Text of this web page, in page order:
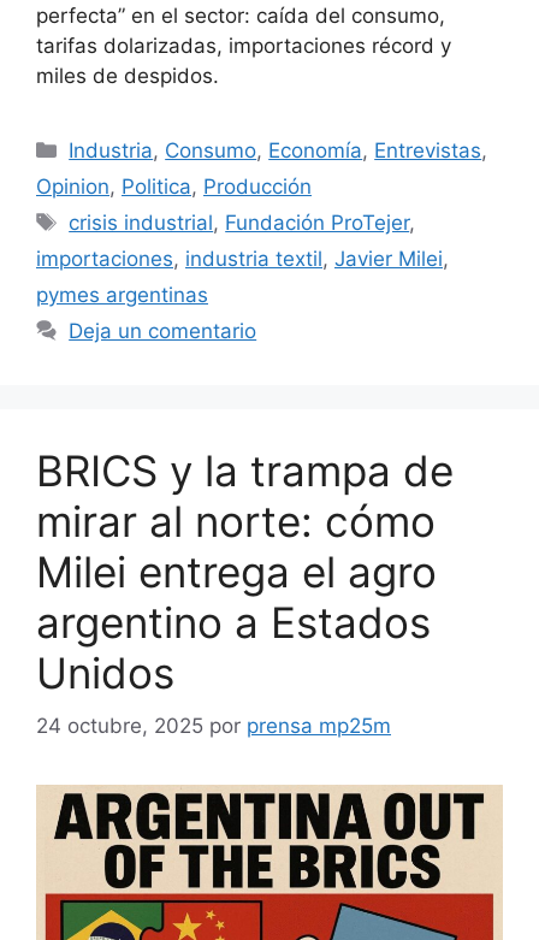
perfecta” en el sector: caída del consumo,
tarifas dolarizadas, importaciones récord y
miles de despidos.
Industria, Consumo, Economía, Entrevistas,
Opinion, Politica, Producción
crisis industrial, Fundación ProTejer,
importaciones, industria textil, Javier Milei,
pymes argentinas
Deja un comentario
BRICS y la trampa de
mirar al norte: cómo
Milei entrega el agro
argentino a Estados
Unidos
24 octubre, 2025 por prensa mp25m